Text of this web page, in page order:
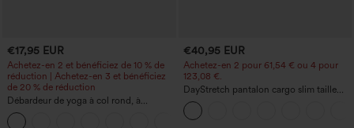
€17,95 EUR
Achetez-en 2 et bénéficiez de 10 % de
réduction | Achetez-en 3 et bénéficiez
de 20 % de réduction
Débardeur de yoga à col rond, à
fronces, effet rafraîchissant - UPF50+
€40,95 EUR
Achetez-en 2 pour 61,54 € ou 4 pour
123,08 €.
DayStretch pantalon cargo slim taille
haute, poches zippées, uni